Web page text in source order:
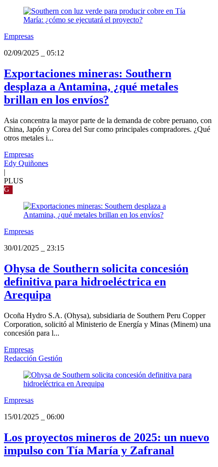
Empresas
02/09/2025
05:12
Exportaciones mineras: Southern
desplaza a Antamina, ¿qué metales
brillan en los envíos?
Asia concentra la mayor parte de la demanda de cobre peruano, con
China, Japón y Corea del Sur como principales compradores. ¿Qué
otros metales i...
Empresas
Edy Quiñones
|
PLUS
G
Empresas
30/01/2025
23:15
Ohysa de Southern solicita concesión
definitiva para hidroeléctrica en
Arequipa
Ocoña Hydro S.A. (Ohysa), subsidiaria de Southern Peru Copper
Corporation, solicitó al Ministerio de Energía y Minas (Minem) una
concesión para l...
Empresas
Redacción Gestión
Empresas
15/01/2025
06:00
Los proyectos mineros de 2025: un nuevo
impulso con Tía María y Zafranal